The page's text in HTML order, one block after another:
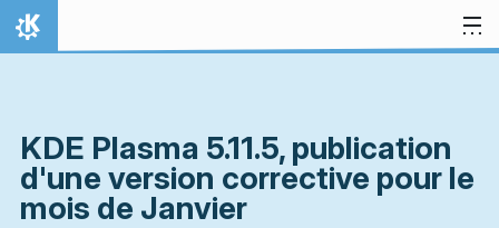
Aller directement au contenu
Accueil
KDE Plasma 5.11.5, publication
d'une version corrective pour le
mois de Janvier